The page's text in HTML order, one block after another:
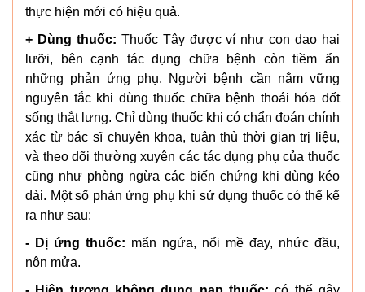
thực hiện mới có hiệu quả.
+ Dùng thuốc: Thuốc Tây được ví như con dao hai
lưỡi, bên cạnh tác dụng chữa bệnh còn tiềm ẩn
những phản ứng phụ. Người bệnh cần nắm vững
nguyên tắc khi dùng thuốc chữa bệnh thoái hóa đốt
sống thắt lưng. Chỉ dùng thuốc khi có chẩn đoán chính
xác từ bác sĩ chuyên khoa, tuân thủ thời gian trị liệu,
và theo dõi thường xuyên các tác dụng phụ của thuốc
cũng như phòng ngừa các biến chứng khi dùng kéo
dài. Một số phản ứng phụ khi sử dụng thuốc có thể kể
ra như sau:
- Dị ứng thuốc: mẩn ngứa, nổi mề đay, nhức đầu,
nôn mửa.